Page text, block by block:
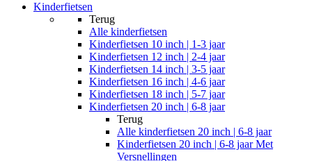
Kinderfietsen
Terug
Alle kinderfietsen
Kinderfietsen 10 inch | 1-3 jaar
Kinderfietsen 12 inch | 2-4 jaar
Kinderfietsen 14 inch | 3-5 jaar
Kinderfietsen 16 inch | 4-6 jaar
Kinderfietsen 18 inch | 5-7 jaar
Kinderfietsen 20 inch | 6-8 jaar
Terug
Alle kinderfietsen 20 inch | 6-8 jaar
Kinderfietsen 20 inch | 6-8 jaar Met
Versnellingen